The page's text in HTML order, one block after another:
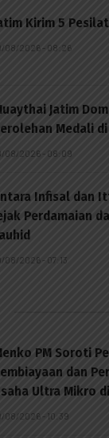
Kirim 5
08/2026 - 08:26
Jatim
Medali di
08/2026 - 08:09
Infisal dan
Perdamaian
08/2026 - 07:13
PM Soroti
dan
Ultra Mikro
08/2026 - 10:39